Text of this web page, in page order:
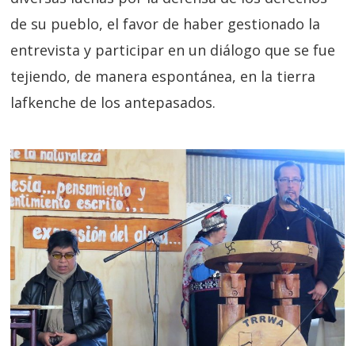
de su pueblo, el favor de haber gestionado la
entrevista y participar en un diálogo que se fue
tejiendo, de manera espontánea, en la tierra
lafkenche de los antepasados.